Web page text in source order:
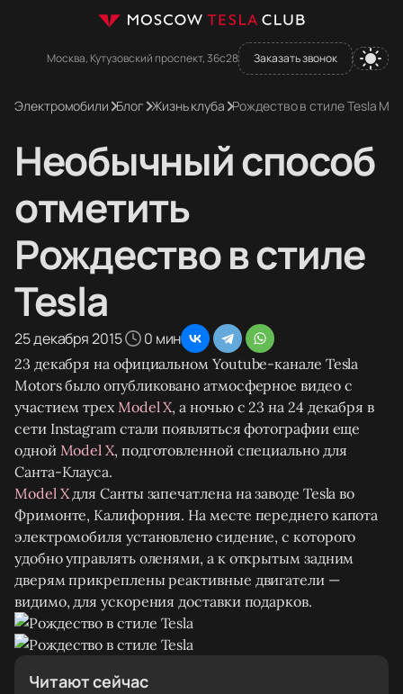
Москва, Кутузовский проспект, 36с28 Заказать звонок
Электромобили Блог Жизнь клуба Рождество в стиле Tesla
Необычный способ
отметить
Рождество в стиле
Tesla
25 декабря 2015 0 мин
23 декабря на официальном Youtube-канале Tesla
Motors было опубликовано атмосферное видео c
участием трехModel X, а ночью с 23 на 24 декабря в
сети Instagram стали появляться фотографии еще
одной Model X, подготовленной специально для
Санта-Клауса.
Model Xдля Санты запечатлена на заводе Tesla во
Фримонте, Калифорния. На месте переднего капота
электромобиля установлено сидение, с которого
удобно управлять оленями, а к открытым задним
дверям прикреплены реактивные двигатели —
видимо, для ускорения доставки подарков.
Читают сейчас